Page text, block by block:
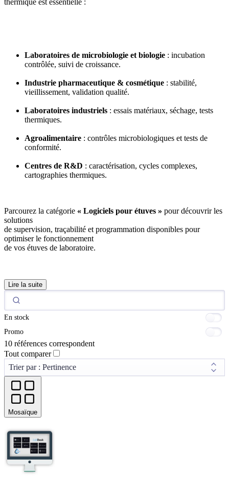
Laboratoires de microbiologie et biologie : incubation
contrôlée, suivi de croissance.
Industrie pharmaceutique & cosmétique : stabilité,
vieillissement, validation qualité.
Laboratoires industriels : essais matériaux, séchage, tests
thermiques.
Agroalimentaire : contrôles microbiologiques et tests de
conformité.
Centres de R&D : caractérisation, cycles complexes,
cartographies thermiques.
Parcourez la catégorie « Logiciels pour étuves » pour découvrir les
solutions
de supervision, traçabilité et programmation disponibles pour
optimiser le fonctionnement
de vos étuves de laboratoire.
Lire la suite
En stock
Promo
10 références correspondent
Tout comparer
Mosaïque